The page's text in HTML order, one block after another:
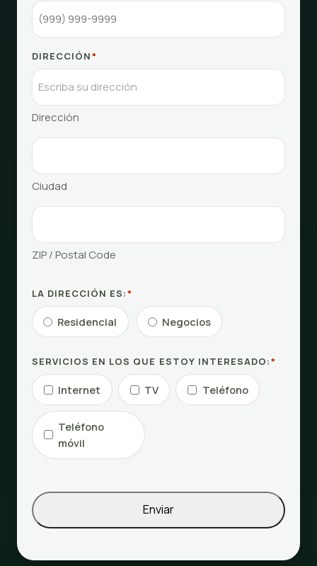
DIRECCIÓN*
Dirección
Ciudad
ZIP / Postal Code
LA DIRECCIÓN ES:*
Residencial Negocios
SERVICIOS EN LOS QUE ESTOY INTERESADO:*
Internet TV Teléfono
Teléfono
móvil
Enviar